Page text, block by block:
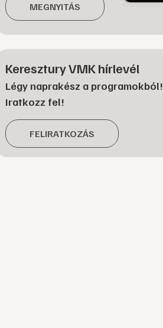
MEGNYITÁS
Keresztury VMK hírlevél
Légy naprakész a programokból!
Iratkozz fel!
FELIRATKOZÁS